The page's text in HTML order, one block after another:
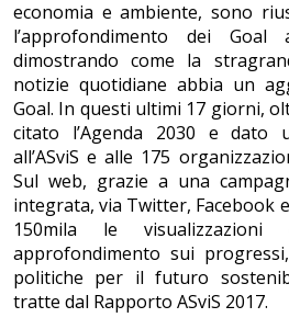
economia e ambiente, sono
l’approfondimento dei
dimostrando come la
notizie quotidiane abbia un
Goal. In questi ultimi 17 giorni,
citato l’Agenda 2030 e dato
all’ASviS e alle 175
Sul web, grazie a una
integrata, via Twitter, Facebook
150mila le
approfondimento sui
politiche per il futuro
tratte dal Rapporto ASviS 2017.